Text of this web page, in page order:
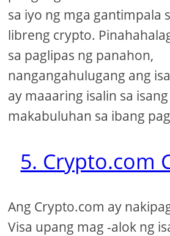
sa iyo ng mga gantimpala
libreng crypto.
sa paglipas ng panahon,
nangangahulugang ang
ay maaaring isalin sa
makabuluhan sa ibang
5. Crypto.com
Ang Crypto.com ay
Visa upang mag -alok ng